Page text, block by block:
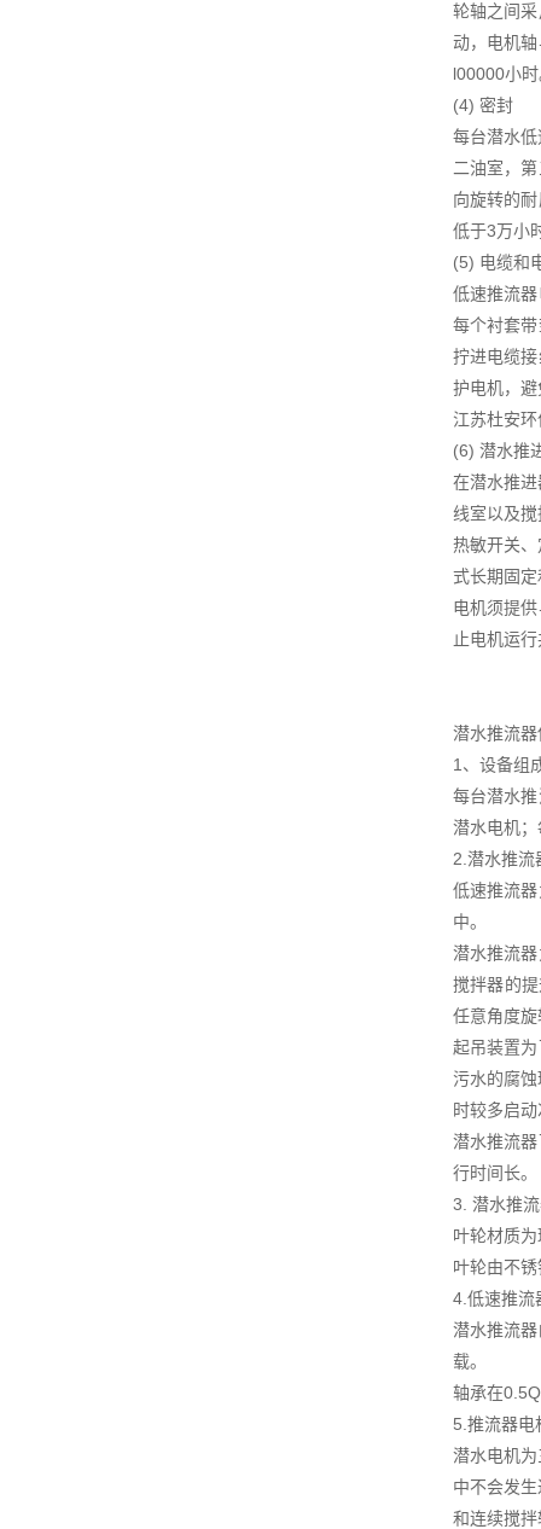
轮轴之间
动，电机
l00000小
(4) 密封
每台潜水
二油室，
向旋转的
低于3万小
(5) 电缆和
低速推流
每个衬套
拧进电缆
护电机，
江苏杜安
(6) 潜水推
在潜水推
线室以及
热敏开关
式长期固
电机须提
止电机运
潜水推流
1、设备组
每台潜水
潜水电机
2.潜水推流
低速推流
中。
潜水推流
搅拌器的
任意角度
起吊装置
污水的腐
时较多启
潜水推流
行时间长。
3. 潜水推
叶轮材质
叶轮由不
4.低速推流
潜水推流
载。
轴承在
5.推流器电
潜水电机
中不会发
和连续搅